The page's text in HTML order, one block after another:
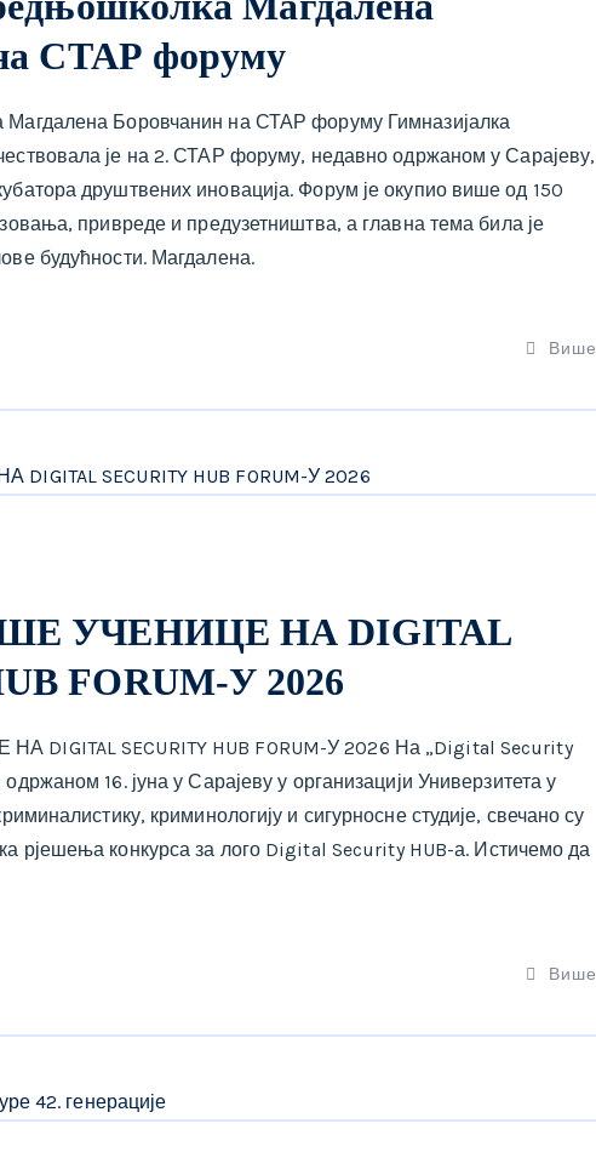
СТАР форуму
Боровчанин на СТАР форуму Гимназијалка
је на 2. СТАР форуму, недавно одржаном у Сарајеву,
друштвених иновација. Форум је окупио више од 150
привреде и предузетништва, а главна тема била је
будућности. Магдалена.
Више
УЧЕНИЦЕ НА DIGITAL
FORUM-У 2026
SECURITY HUB FORUM-У 2026 На „Digital Security
16. јуна у Сарајеву у организацији Универзитета у
криминологију и сигурносне студије, свечано су
рјешења конкурса за лого Digital Security HUB-а. Истичемо да
Више